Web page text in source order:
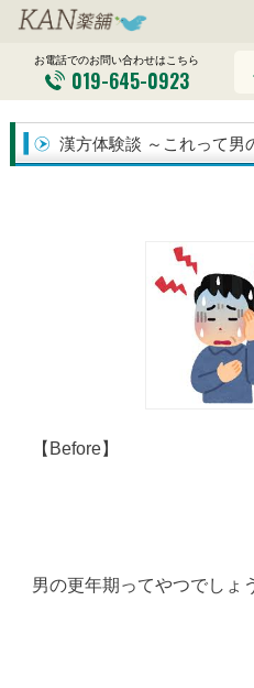
お電話でのお問い合わせはこちら
019-645-0923
漢方体験談 ～これって男
【Before】
男の更年期ってやつでしょ